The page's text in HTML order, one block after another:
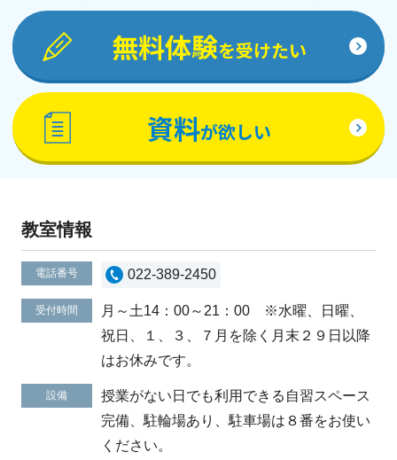
無料体験を受けたい
資料が欲しい
教室情報
電話番号 022-389-2450
受付時間
月～土14：00～21：00 ※水曜、日曜、
祝日、１、３、７月を除く月末２９日以降
はお休みです。
設備
授業がない日でも利用できる自習スペース
完備、駐輪場あり、駐車場は８番をお使い
ください。